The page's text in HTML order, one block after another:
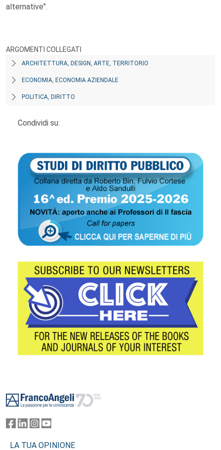
alternative".
ARGOMENTI COLLEGATI
ARCHITETTURA, DESIGN, ARTE, TERRITORIO
ECONOMIA, ECONOMIA AZIENDALE
POLITICA, DIRITTO
Condividi su:
LA TUA OPINIONE